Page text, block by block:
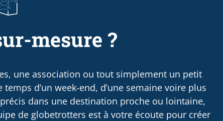
mesure ?
une association ou tout simplement un petit
d’un week-end, d’une semaine voire plus
dans une destination proche ou lointaine,
de globetrotters est à votre écoute pour créer